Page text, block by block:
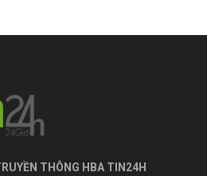
THÔNG HBA TIN24H